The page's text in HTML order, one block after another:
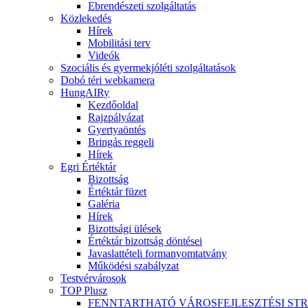
Ebrendészeti szolgáltatás
Közlekedés
Hírek
Mobilitási terv
Videók
Szociális és gyermekjóléti szolgáltatások
Dobó téri webkamera
HungAIRy
Kezdőoldal
Rajzpályázat
Gyertyaöntés
Bringás reggeli
Hírek
Egri Értéktár
Bizottság
Értéktár füzet
Galéria
Hírek
Bizottsági ülések
Értéktár bizottság döntései
Javaslattételi formanyomtatvány
Működési szabályzat
Testvérvárosok
TOP Plusz
FENNTARTHATÓ VÁROSFEJLESZTÉSI